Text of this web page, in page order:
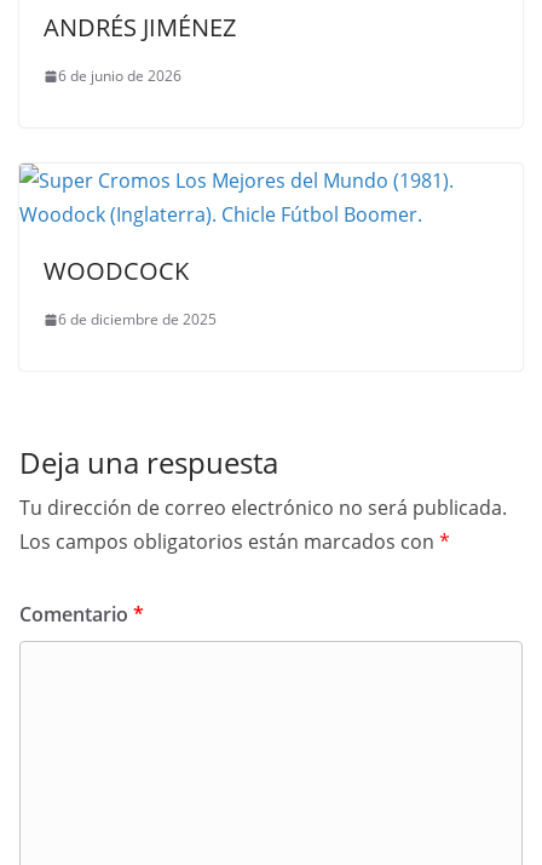
ANDRÉS JIMÉNEZ
6 de junio de 2026
WOODCOCK
6 de diciembre de 2025
Deja una respuesta
Tu dirección de correo electrónico no será publicada.
Los campos obligatorios están marcados con *
Comentario *